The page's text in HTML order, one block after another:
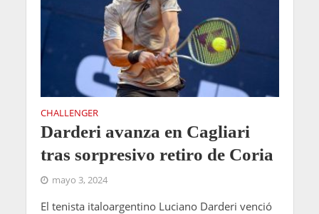
CHALLENGER
Darderi avanza en Cagliari
tras sorpresivo retiro de Coria
mayo 3, 2024
El tenista italoargentino Luciano Darderi venció